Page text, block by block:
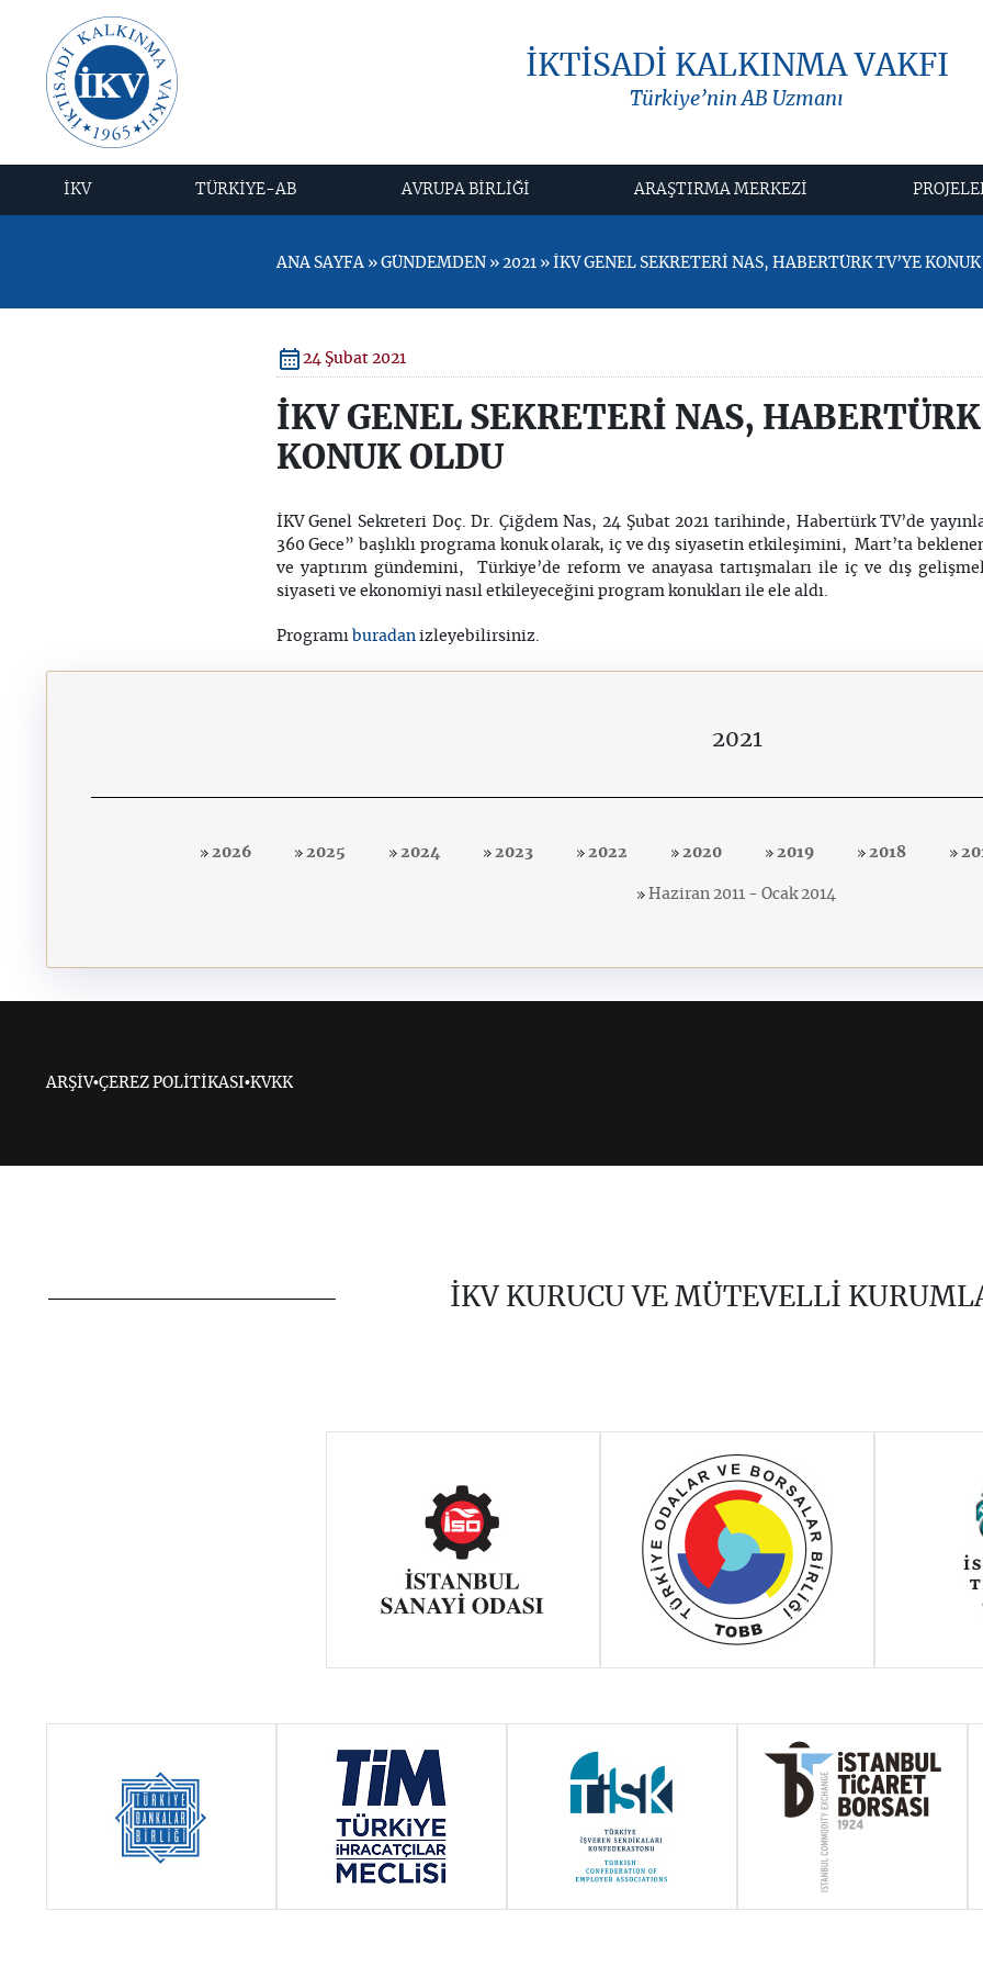
İKTİSADİ KALKINMA VAKFI
Türkiye’nin AB Uzmanı
İKV TÜRKİYE-AB AVRUPA BİRLİĞİ ARAŞTIRMA MERKEZİ
ANA SAYFA » GÜNDEMDEN » 2021 » İKV GENEL SEKRETERİ NAS, HABERTÜRK TV’YE
24 Şubat 2021
İKV GENEL SEKRETERİ NAS, HABERTÜRK
KONUK OLDU
İKV Genel Sekreteri Doç. Dr. Çiğdem Nas, 24 Şubat 2021 tarihinde, Habertürk TV’de
360 Gece” başlıklı programa konuk olarak, iç ve dış siyasetin etkileşimini, Mart’ta
ve yaptırım gündemini, Türkiye’de reform ve anayasa tartışmaları ile iç ve dış
siyaseti ve ekonomiyi nasıl etkileyeceğini program konukları ile ele aldı.
Programı buradanizleyebilirsiniz.
2021
2026 2025 2024 2023 2022 2020 2019 2018
Haziran 2011 - Ocak 2014
ARŞİV•ÇEREZ POLİTİKASI•KVKK
İKV KURUCU VE MÜTEVELLİ